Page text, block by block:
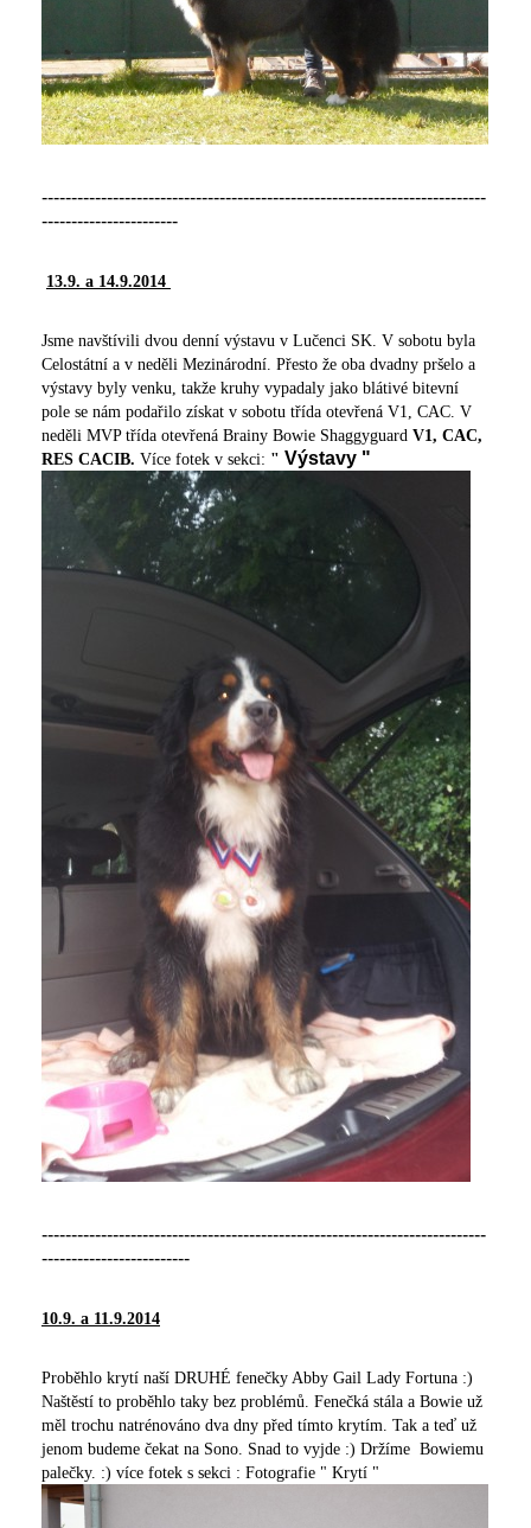
---------------------------------------------------------------------------
-----------------------
13.9. a 14.9.2014
Jsme navštívili dvou denní výstavu v Lučenci SK. V sobotu byla
Celostátní a v neděli Mezinárodní. Přesto že oba dvadny pršelo a
výstavy byly venku, takže kruhy vypadaly jako blátivé bitevní
pole se nám podařilo získat v sobotu třída otevřená V1, CAC. V
neděli MVP třída otevřená Brainy Bowie Shaggyguard V1, CAC,
RES CACIB. Více fotek v sekci: " Výstavy "
---------------------------------------------------------------------------
-------------------------
10.9. a 11.9.2014
Proběhlo krytí naší DRUHÉ fenečky Abby Gail Lady Fortuna :)
Naštěstí to proběhlo taky bez problémů. Fenečká stála a Bowie už
měl trochu natrénováno dva dny před tímto krytím. Tak a teď už
jenom budeme čekat na Sono. Snad to vyjde :) Držíme Bowiemu
palečky. :) více fotek s sekci : Fotografie " Krytí "